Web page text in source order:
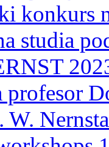
konkurs
studia
profesor
W.